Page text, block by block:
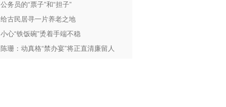
公务员的“票子”和“担子”
给古民居寻一片养老之地
小心“铁饭碗”烫着手端不稳
陈珊：动真格“禁办宴”将正直清廉留人